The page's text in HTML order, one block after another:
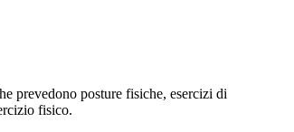
prevedono posture fisiche, esercizi di
fisico.